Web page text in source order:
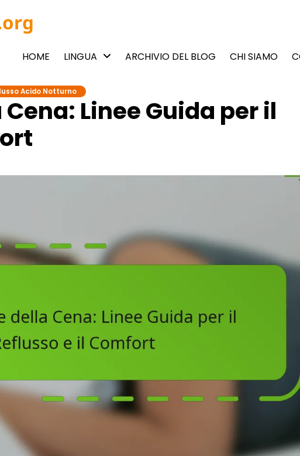
HOME LINGUA ARCHIVIO DEL BLOG CHI SIAMO
Acido Notturno
Linee Guida per il